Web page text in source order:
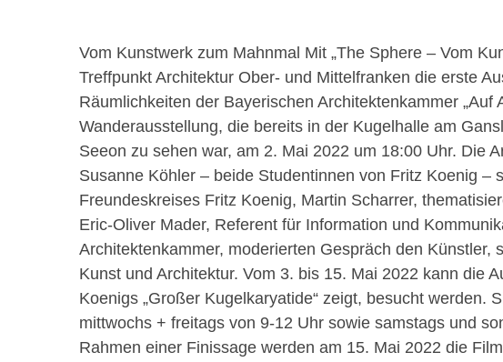
Vom Kunstwerk zum Mahnmal Mit „The Sphere – Vom
Treffpunkt Architektur Ober- und Mittelfranken die erste
Räumlichkeiten der Bayerischen Architektenkammer „Auf
Wanderausstellung, die bereits in der Kugelhalle am
Seeon zu sehen war, am 2. Mai 2022 um 18:00 Uhr. Die
Susanne Köhler – beide Studentinnen von Fritz Koenig –
Freundeskreises Fritz Koenig, Martin Scharrer,
Eric-Oliver Mader, Referent für Information und
Architektenkammer, moderierten Gespräch den Künstler,
Kunst und Architektur. Vom 3. bis 15. Mai 2022 kann die
Koenigs „Großer Kugelkaryatide“ zeigt, besucht werden.
mittwochs + freitags von 9-12 Uhr sowie samstags und
Rahmen einer Finissage werden am 15. Mai 2022 die